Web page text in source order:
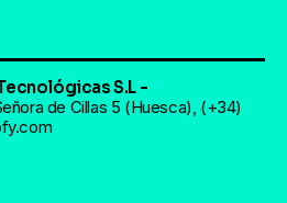
S.L -
de Cillas 5 (Huesca), (+34)